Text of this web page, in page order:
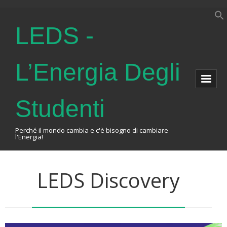
LEDS -
L’Energia Degli
Studenti
Perché il mondo cambia e c'è bisogno di cambiare
l'Energia!
About Us
The Association
Events
LEDS Discovery